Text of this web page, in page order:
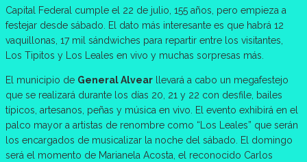
Capital Federal cumple el 22 de julio, 155 años, pero empieza a
festejar desde sábado. El dato más interesante es que habrá 12
vaquillonas, 17 mil sándwiches para repartir entre los visitantes,
Los Tipitos y Los Leales en vivo y muchas sorpresas más.
El municipio de General Alvear llevará a cabo un megafestejo
que se realizará durante los días 20, 21 y 22 con desfile, bailes
típicos, artesanos, peñas y música en vivo. El evento exhibirá en el
palco mayor a artistas de renombre como “Los Leales” que serán
los encargados de musicalizar la noche del sábado. El domingo
será el momento de Marianela Acosta, el reconocido Carlos